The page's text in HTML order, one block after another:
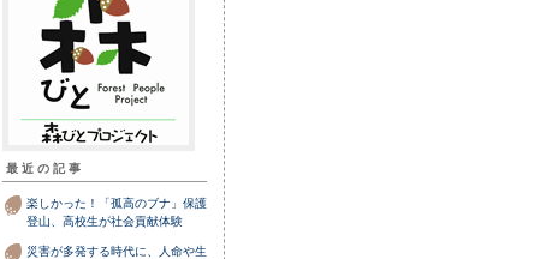
最近の記事
楽しかった！「孤高のブナ」保護
登山、高校生が社会貢献体験
災害が多発する時代に、人命や生